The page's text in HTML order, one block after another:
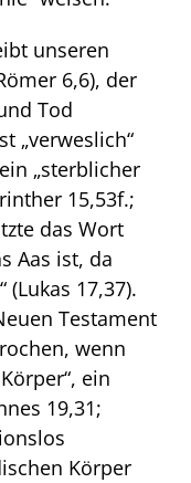
unseren
6,6), der
Tod
„verweslich“
„sterblicher
15,53f.;
das Wort
Aas ist, da
17,37).
Testament
wenn
ein
19,31;
Körper